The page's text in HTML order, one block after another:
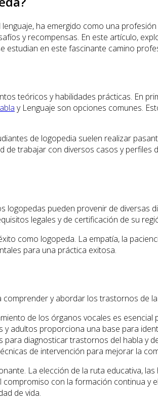
ha emergido como una
y recompensas. En este artículo,
estudian en este fascinante camino
teóricos y habilidades prácticas. En
y Lenguaje son opciones comunes.
de logopedia suelen realizar
trabajar con diversos casos y
pueden provenir de diversas
legales y de certificación de su
como logopeda. La empatía, la
para una práctica exitosa.
y abordar los trastornos de
de los órganos vocales es esencial
y adultos proporciona una base para
diagnosticar trastornos del habla y
de intervención para mejorar la
La elección de la ruta educativa,
con la formación continua y
de vida.